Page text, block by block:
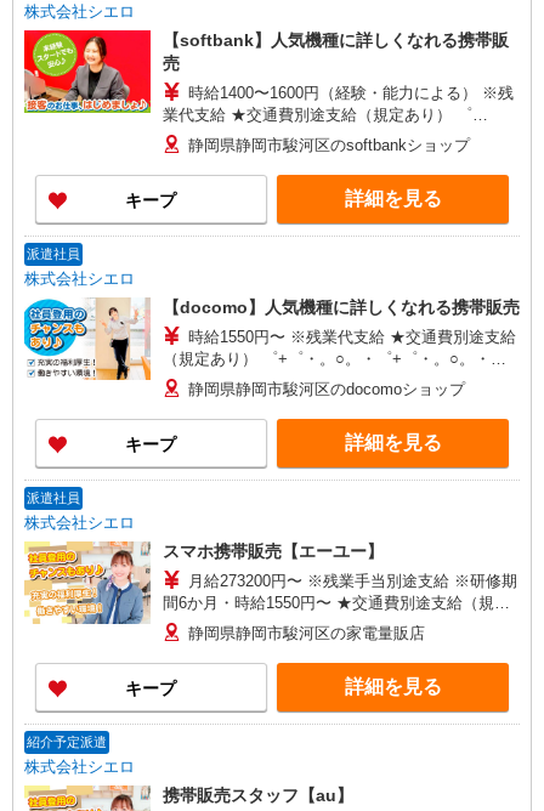
株式会社シエロ
【softbank】人気機種に詳しくなれる携帯販
売
時給1400〜1600円（経験・能力による） ※残
業代支給 ★交通費別途支給（規定あり） ゜
+゜・。○。・゜+゜・。○。・゜+゜ 入社祝い金10
万円支給(規定有) お友達を紹介頂くと, インセンテ
ィブ支給(規定有) ★月2回払い・週払い可能（規程
有）★ ゜・。○。・゜+゜・。○。・゜+゜
静岡県静岡市駿河区のsoftbankショップ
キープ 詳細を見る
派遣社員
株式会社シエロ
【docomo】人気機種に詳しくなれる携帯販売
時給1550円〜 ※残業代支給 ★交通費別途支給
（規定あり） ゜+゜・。○。・゜+゜・。○。・゜
+゜ 入社祝い金10万円支給(規定有) お友達を紹介
頂くと, インセンティブ支給(規定有) ★月2回払
い・週払い可能（規程有）★ ゜・。○。・゜
+゜・。○。・゜+゜
静岡県静岡市駿河区のdocomoショップ
キープ 詳細を見る
派遣社員
株式会社シエロ
スマホ携帯販売【エーユー】
月給273200円〜 ※残業手当別途支給 ※研修期
間6か月・時給1550円〜 ★交通費別途支給（規定
あり） ゜+゜・。○。・゜+゜・。○。・゜+゜ 入
社祝い金10万円支給(規定有) お友達を紹介頂くと,
インセンティブ支給(規定有) ゜・。○。・゜
+゜・。○。・゜+゜
静岡県静岡市駿河区の家電量販店
キープ 詳細を見る
紹介予定派遣
株式会社シエロ
携帯販売スタッフ【au】